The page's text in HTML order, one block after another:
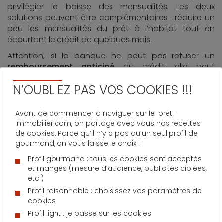
privilégier la baisse des mensualités. Les deux
solutions peuvent être complémentaires : réduire un
peu les mensualités du prêt à l’habitat tout en
écourtant le crédit de quelques mois.
Attention, si la banque ne peut pas refuser un
remboursement anticipédu crédit, elle peut
toutefois s’y opposer si la somme remboursée est
inférieure ou égale à 10 % du montant initial du prêt.
être prévues.
Remboursement du prêt
immobilier par anticipation :
attention aux pénalités
Avant dedemander un remboursement anticipé à
sa banque, il est primordial de bien relire son contrat.
Les modalités peuvent changer d’une banque à
N’OUBLIEZ PAS VOS COOKIES !!!
Avant de commencer à naviguer sur le-prêt-
immobilier.com, on partage avec vous nos recettes
de cookies. Parce qu’il n’y a pas qu’un seul profil de
gourmand, on vous laisse le choix :
Profil gourmand : tous les cookies sont acceptés
et mangés (mesure d’audience, publicités ciblées,
etc.)
Profil raisonnable : choisissez vos paramètres de
cookies
Profil light : je passe sur les cookies